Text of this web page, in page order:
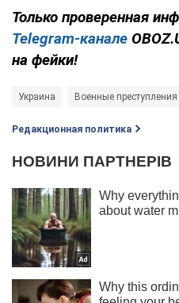
Только проверенная
Telegram-канале
на фейки!
Украина Военные
Редакционная политика